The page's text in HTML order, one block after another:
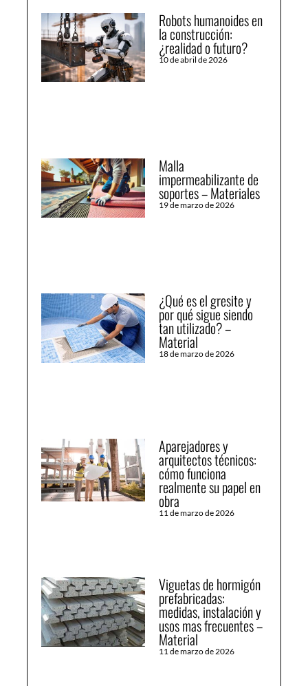
Robots humanoides en
la construcción:
¿realidad o futuro?
10 de abril de 2026
Malla
impermeabilizante de
soportes – Materiales
19 de marzo de 2026
¿Qué es el gresite y
por qué sigue siendo
tan utilizado? –
Material
18 de marzo de 2026
Aparejadores y
arquitectos técnicos:
cómo funciona
realmente su papel en
obra
11 de marzo de 2026
Viguetas de hormigón
prefabricadas:
medidas, instalación y
usos mas frecuentes –
Material
11 de marzo de 2026